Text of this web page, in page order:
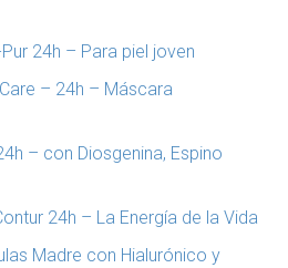
24h – Para piel joven
– 24h – Máscara
– con Diosgenina, Espino
24h – La Energía de la Vida
Madre con Hialurónico y